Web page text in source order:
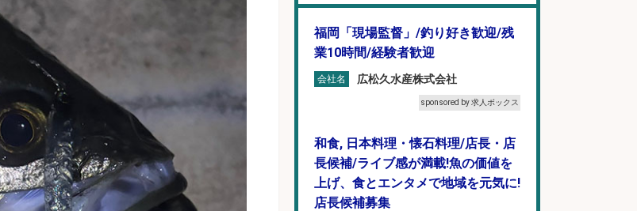
福岡「現場監督」/釣り好き歓迎/残
業10時間/経験者歓迎
会社名 広松久水産株式会社
sponsored by 求人ボックス
和食, 日本料理・懐石料理/店長・店
長候補/ライブ感が満載!魚の価値を
上げ、食とエンタメで地域を元気に!
店長候補募集